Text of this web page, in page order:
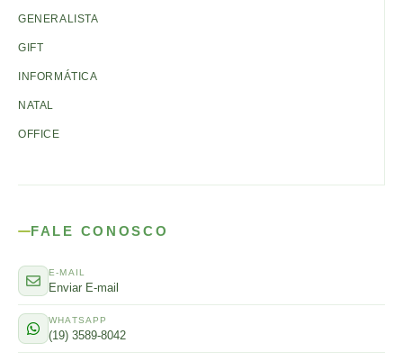
GENERALISTA
GIFT
INFORMÁTICA
NATAL
OFFICE
FALE CONOSCO
E-MAIL
Enviar E-mail
WHATSAPP
(19) 3589-8042